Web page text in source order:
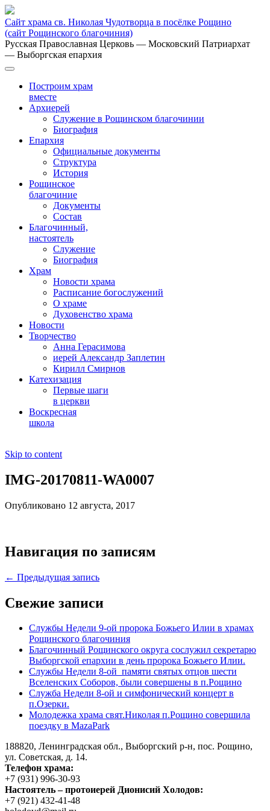
Сайт храма св. Николая Чудотворца в посёлке Рощино
(сайт Рощинского благочиния)
Русская Православная Церковь — Московский Патриархат
— Выборгская епархия
Построим храм
вместе
Архиерей
Служение в Рощинском благочинии
Биография
Епархия
Официальные документы
Структура
История
Рощинское
благочиние
Документы
Состав
Благочинный,
настоятель
Служение
Биография
Храм
Новости храма
Расписание богослужений
О храме
Духовенство храма
Новости
Творчество
Анна Герасимова
иерей Александр Заплетин
Кирилл Смирнов
Катехизация
Первые шаги
в церкви
Воскресная
школа
Skip to content
IMG-20170811-WA0007
Опубликовано 12 августа, 2017
Навигация по записям
← Предыдущая запись
Свежие записи
Службы Недели 9-ой пророка Божьего Илии в храмах
Рощинского благочиния
Благочинный Рощинского округа сослужил секретарю
Выборгской епархии в день пророка Божьего Илии.
Службы Недели 8-ой памяти святых отцов шести
Вселенских Соборов, были совершены в п.Рощино
Служба Недели 8-ой и симфонический концерт в
п.Озерки.
Молодежка храма свят.Николая п.Рощино совершила
поездку в MazaPark
188820, Ленинградская обл., Выборгский р-н, пос. Рощино,
ул. Советская, д. 14.
Телефон храма:
+7 (931) 996-30-93
Настоятель – протоиерей Дионисий Холодов:
+7 (921) 432-41-48